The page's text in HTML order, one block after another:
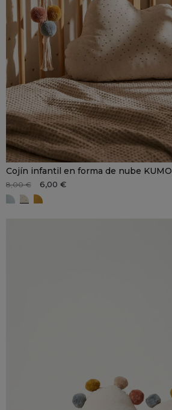
Cojín infantil en forma de nube KUMO
8,00 € 6,00 €
NUBE azul
NUBE beige